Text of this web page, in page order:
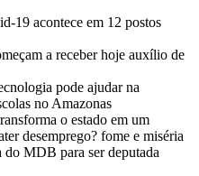
19 acontece em 12 postos
a receber hoje auxílio de
pode ajudar na
no Amazonas
o estado em um
desemprego? fome e miséria
MDB para ser deputada